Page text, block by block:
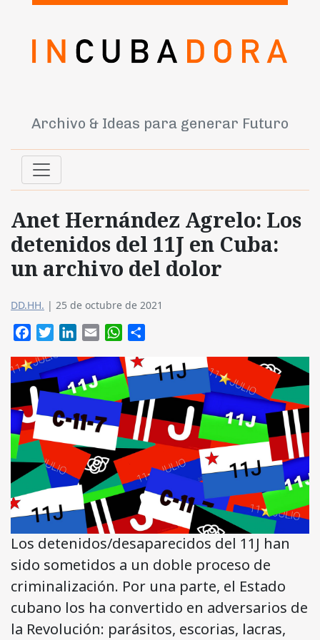
Archivo & Ideas para generar Futuro
Anet Hernández Agrelo: Los
detenidos del 11J en Cuba:
un archivo del dolor
DD.HH. | 25 de octubre de 2021
FacebookTwitterLinkedIn
Email WhatsApp
Los detenidos/desaparecidos del 11J han
sido sometidos a un doble proceso de
criminalización. Por una parte, el Estado
cubano los ha convertido en adversarios de
la Revolución: parásitos, escorias, lacras,